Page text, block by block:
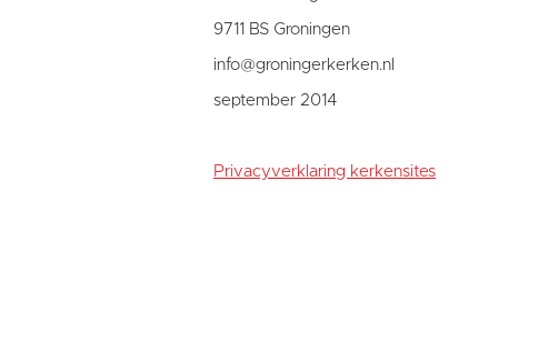
9711 BS Groningen
info@groningerkerken.nl
september 2014
Privacyverklaring kerkensites